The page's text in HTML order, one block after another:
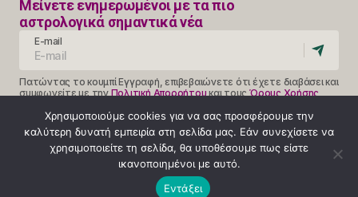
Μείνετε ενημερωμένοι με τα πιο
αστρολογικά σημαντικά νέα
E-mail
Πατώντας το κουμπί Εγγραφή, επιβεβαιώνετε ότι έχετε διαβάσει και
συμφωνείτε με τηνΠολιτική Απορρήτουκαι τουςΌρους Χρήσης
ΠΟΛΙΤΙΚΗ ΑΠΟΡΡΗΤΟΥABOUT
Κλήση 14990
Χρησιμοποιούμε cookies για να σας προσφέρουμε την
καλύτερη δυνατή εμπειρία στη σελίδα μας. Εάν συνεχίσετε να
χρησιμοποιείτε τη σελίδα, θα υποθέσουμε πως είστε
ικανοποιημένοι με αυτό.
Εντάξει